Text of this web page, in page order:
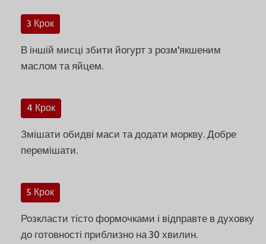
3 Крок
В іншій мисці збити йогурт з розм'якшеним
маслом та яйцем.
4 Крок
Змішати обидві маси та додати моркву. Добре
перемішати.
5 Крок
Розкласти тісто формочками і відправте в духовку
до готовності приблизно на 30 хвилин.